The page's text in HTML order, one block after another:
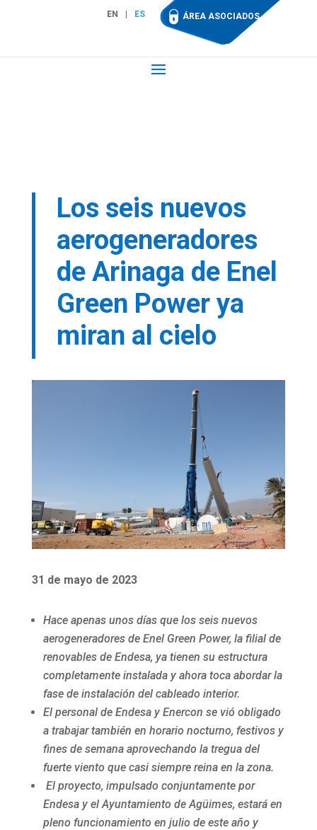
EN ES ÁREA ASOCIADOS
Los seis nuevos
aerogeneradores
de Arinaga de Enel
Green Power ya
miran al cielo
31 de mayo de 2023
Hace apenas unos días que los seis nuevos
aerogeneradores de Enel Green Power, la filial de
renovables de Endesa, ya tienen su estructura
completamente instalada y ahora toca abordar la
fase de instalación del cableado interior.
El personal de Endesa y Enercon se vió obligado
a trabajar también en horario nocturno, festivos y
fines de semana aprovechando la tregua del
fuerte viento que casi siempre reina en la zona.
El proyecto, impulsado conjuntamente por
Endesa y el Ayuntamiento de Agüimes, estará en
pleno funcionamiento en julio de este año y